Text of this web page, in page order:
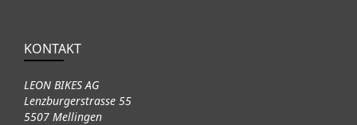
KONTAKT
LEON BIKES AG
Lenzburgerstrasse 55
5507 Mellingen